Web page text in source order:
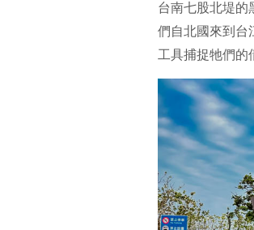
台南七股北堤的
們自北國來到台
工具捕捉牠們的